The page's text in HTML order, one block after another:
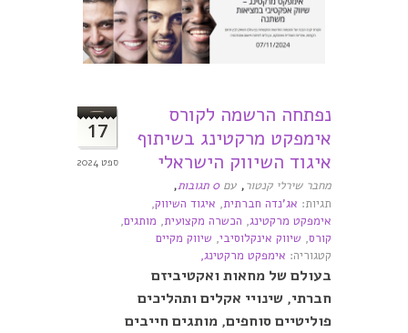
17
ספט 2024
נפתחה הרשמה לקורס
אימפקט מרקטינג בשיתוף
איגוד השיווק הישראלי
מחבר שירלי קנטור,עם0 תגובות ,
קטגוריה: אימפקט מרקטינג,
תגיות: אג'נדה חברתית, איגוד השיווק,
אימפקט מרקטינג, הכשרה מקצועית, מותגים,
קורס, שיווק אינקלוסיבי, שיווק מקיים
בעולם של מחאות ואקטיביזם
חברתי, שינויי אקלים ותהליכים
פוליטיים סוחפים, מותגים חייבים